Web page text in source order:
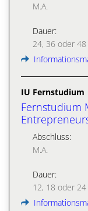
M.A.
Dauer:
24, 36 oder
IU Fernstudium
Fernstudium
Abschluss:
M.A.
Dauer:
12, 18 oder